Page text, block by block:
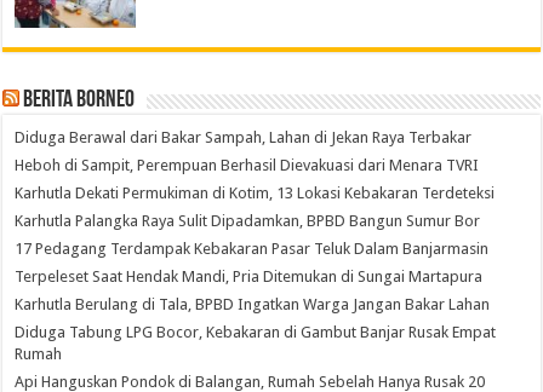
Berita Borneo
Diduga Berawal dari Bakar Sampah, Lahan di Jekan Raya Terbakar
Heboh di Sampit, Perempuan Berhasil Dievakuasi dari Menara TVRI
Karhutla Dekati Permukiman di Kotim, 13 Lokasi Kebakaran Terdeteksi
Karhutla Palangka Raya Sulit Dipadamkan, BPBD Bangun Sumur Bor
17 Pedagang Terdampak Kebakaran Pasar Teluk Dalam Banjarmasin
Terpeleset Saat Hendak Mandi, Pria Ditemukan di Sungai Martapura
Karhutla Berulang di Tala, BPBD Ingatkan Warga Jangan Bakar Lahan
Diduga Tabung LPG Bocor, Kebakaran di Gambut Banjar Rusak Empat
Rumah
Api Hanguskan Pondok di Balangan, Rumah Sebelah Hanya Rusak 20